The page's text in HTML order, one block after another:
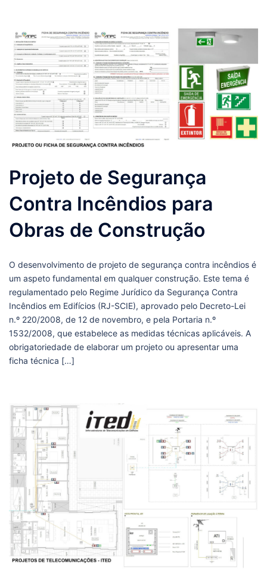
Projeto de Segurança
Contra Incêndios para
Obras de Construção
O desenvolvimento de projeto de segurança contra incêndios é
um aspeto fundamental em qualquer construção. Este tema é
regulamentado pelo Regime Jurídico da Segurança Contra
Incêndios em Edifícios (RJ-SCIE), aprovado pelo Decreto-Lei
n.º 220/2008, de 12 de novembro, e pela Portaria n.º
1532/2008, que estabelece as medidas técnicas aplicáveis. A
obrigatoriedade de elaborar um projeto ou apresentar uma
ficha técnica […]